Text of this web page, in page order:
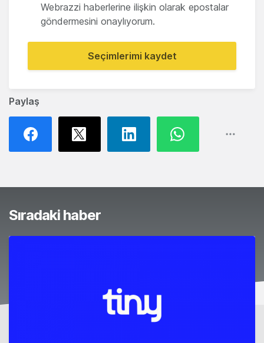
Paylaş
Webrazzi haberlerine ilişkin olarak epostalar
göndermesini onaylıyorum.
Seçimlerimi kaydet
Sıradaki haber